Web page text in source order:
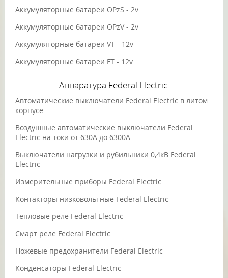
Аккумуляторные батареи OPzS - 2v
Аккумуляторные батареи OPzV - 2v
Аккумуляторные батареи VT - 12v
Аккумуляторные батареи FT - 12v
Аппаратура Federal Electric:
Автоматические выключатели Federal Electric в литом
корпусе
Воздушные автоматические выключатели Federal
Electric на токи от 630А до 6300А
Выключатели нагрузки и рубильники 0,4кВ Federal
Electric
Измерительные приборы Federal Electric
Контакторы низковольтные Federal Electric
Тепловые реле Federal Electric
Смарт реле Federal Electric
Ножевые предохранители Federal Electric
Конденсаторы Federal Electric